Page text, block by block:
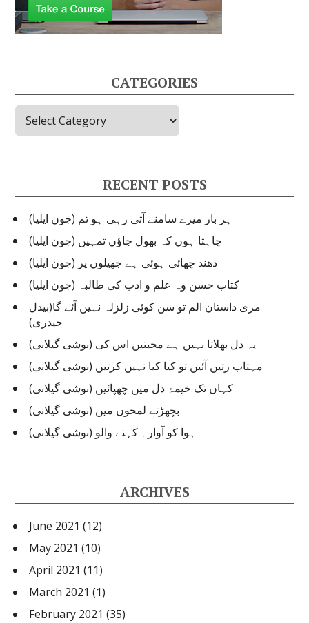
CATEGORIES
Categories
RECENT POSTS
ہر بار میرے سامنے آتی رہی ہو تم (جون ایلیا)
چاہتا ہوں کہ بھول جاؤں تمہیں (جون ایلیا)
دھند چھائی ہوئی ہے جھیلوں پر (جون ایلیا)
کتاب حسن وہ علم و ادب کی طالبہ (جون ایلیا)
مری داستان الم تو سن کوئی زلزلہ نہیں آئے گا(بیدل
حیدری)
یہ دل بھلاتا نہیں ہے محبتیں اس کی (نوشی گیلانی)
مہتاب رتیں آئیں تو کیا کیا نہیں کرتیں (نوشی گیلانی)
کہاں تک خیمۂ دل میں چھپائیں (نوشی گیلانی)
بچھڑتے لمحوں میں (نوشی گیلانی)
ہوا کو آوارہ کہنے والو (نوشی گیلانی)
ARCHIVES
June 2021 (12)
May 2021 (10)
April 2021 (11)
March 2021 (1)
February 2021 (35)